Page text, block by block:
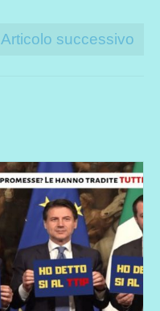
Articolo successivo